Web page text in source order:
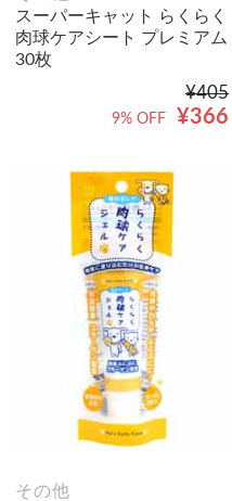
スーパーキャット らくらく
肉球ケアシート プレミアム
30枚
¥405
¥366
9% OFF
その他